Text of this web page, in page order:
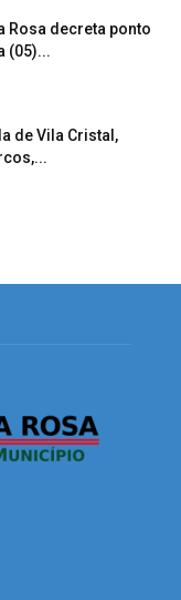
Rosa decreta ponto
(05)...
de Vila Cristal,